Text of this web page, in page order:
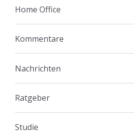
Home Office
Kommentare
Nachrichten
Ratgeber
Studie